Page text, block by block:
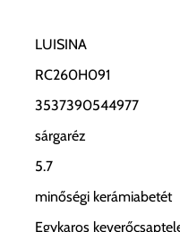
LUISINA
RC260H091
3537390544977
sárgaréz
5.7
minőségi kerámiabetét
Egykaros